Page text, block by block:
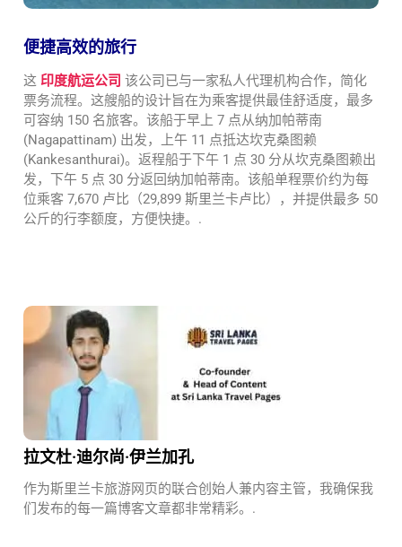
便捷高效的旅行
这 印度航运公司 该公司已与一家私人代理机构合作，简化
票务流程。这艘船的设计旨在为乘客提供最佳舒适度，最多
可容纳 150 名旅客。该船于早上 7 点从纳加帕蒂南
(Nagapattinam) 出发，上午 11 点抵达坎克桑图赖
(Kankesanthurai)。返程船于下午 1 点 30 分从坎克桑图赖出
发，下午 5 点 30 分返回纳加帕蒂南。该船单程票价约为每
位乘客 7,670 卢比（29,899 斯里兰卡卢比），并提供最多 50
公斤的行李额度，方便快捷。.
拉文杜·迪尔尚·伊兰加孔
作为斯里兰卡旅游网页的联合创始人兼内容主管，我确保我
们发布的每一篇博客文章都非常精彩。.